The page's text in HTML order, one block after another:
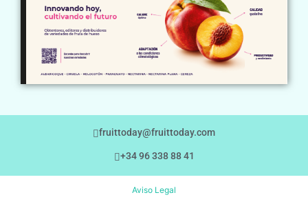
fruittoday@fruittoday.com
+34 96 338 88 41
Aviso Legal